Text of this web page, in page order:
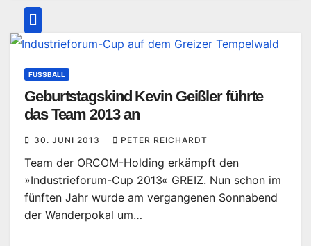
FUSSBALL
Geburtstagskind Kevin Geißler führte
das Team 2013 an
30. JUNI 2013 PETER REICHARDT
Team der ORCOM-Holding erkämpft den
»Industrieforum-Cup 2013« GREIZ. Nun schon im
fünften Jahr wurde am vergangenen Sonnabend
der Wanderpokal um…